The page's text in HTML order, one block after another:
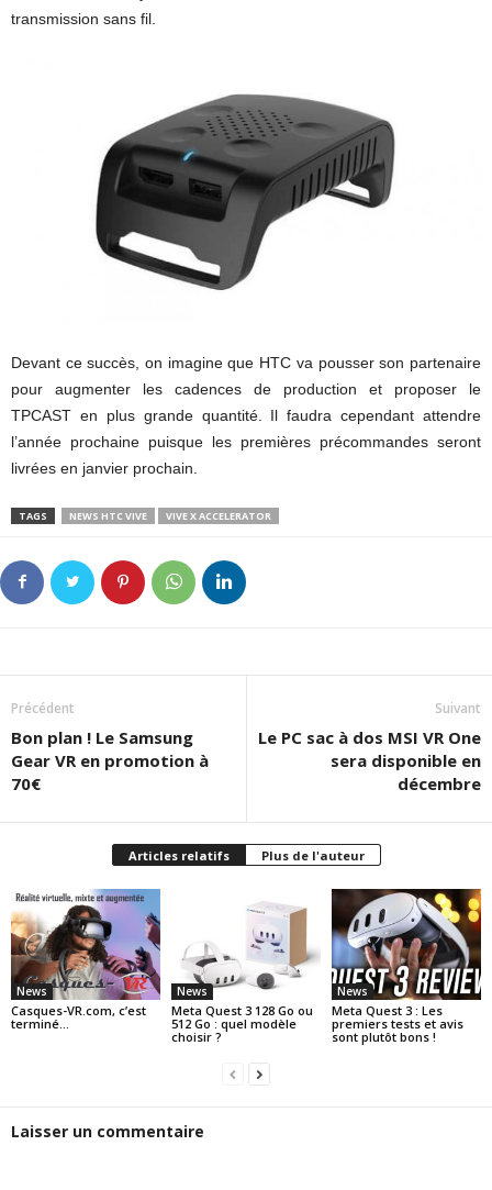
transmission sans fil.
Devant ce succès, on imagine que HTC va pousser son partenaire
pour augmenter les cadences de production et proposer le
TPCAST en plus grande quantité. Il faudra cependant attendre
l’année prochaine puisque les premières précommandes seront
livrées en janvier prochain.
TAGS NEWS HTC VIVE VIVE X ACCELERATOR
Précédent
Bon plan ! Le Samsung
Gear VR en promotion à
70€
Suivant
Le PC sac à dos MSI VR One
sera disponible en
décembre
Articles relatifs Plus de l'auteur
News
Casques-VR.com, c’est
terminé…
News
Meta Quest 3 128 Go ou
512 Go : quel modèle
choisir ?
News
Meta Quest 3 : Les
premiers tests et avis
sont plutôt bons !
Laisser un commentaire